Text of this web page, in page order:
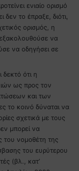
ενιαίο ορισμό
δεν το έπραξε, διότι,
ορισμός, η
να
να οδηγήσει σε
ότι η
ως προς τον
και των
το κοινό δύναται να
σχετικά με τους
μπορεί να
του νομοθέτη της
του ευρύτερου
(βλ., κατ’